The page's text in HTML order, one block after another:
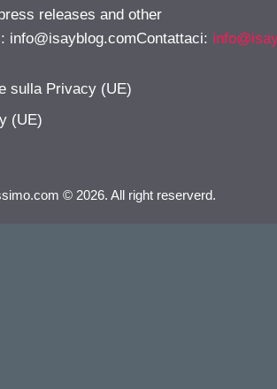
releases and other
info@isayblog.comContattaci:
sulla Privacy (UE)
(UE)
© 2026. All right reserverd.